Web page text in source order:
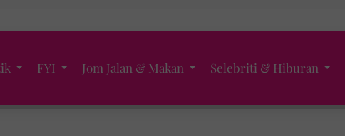
FYI Jom Jalan & Makan Selebriti & Hiburan